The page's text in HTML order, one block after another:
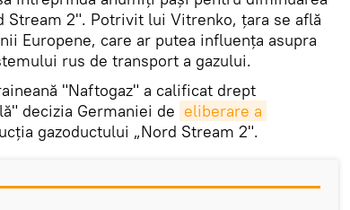
2". Potrivit lui Vitrenko, țara se află
Europene, care ar putea influența asupra
rus de transport a gazului.
"Naftogaz" a calificat drept
decizia Germaniei de eliberare a
gazoductului „Nord Stream 2".